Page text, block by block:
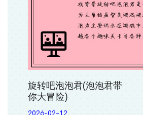
旋转吧泡泡君(泡泡君带
你大冒险)
2026-02-12